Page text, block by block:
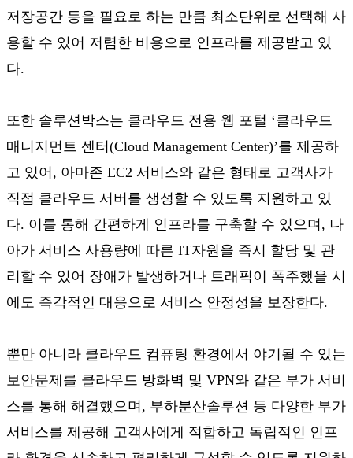
저장공간 등을 필요로 하는 만큼 최소단위로 선택해 사
용할 수 있어 저렴한 비용으로 인프라를 제공받고 있
다.
또한 솔루션박스는 클라우드 전용 웹 포털 ‘클라우드
매니지먼트 센터(Cloud Management Center)’를 제공하
고 있어, 아마존 EC2 서비스와 같은 형태로 고객사가
직접 클라우드 서버를 생성할 수 있도록 지원하고 있
다. 이를 통해 간편하게 인프라를 구축할 수 있으며, 나
아가 서비스 사용량에 따른 IT자원을 즉시 할당 및 관
리할 수 있어 장애가 발생하거나 트래픽이 폭주했을 시
에도 즉각적인 대응으로 서비스 안정성을 보장한다.
뿐만 아니라 클라우드 컴퓨팅 환경에서 야기될 수 있는
보안문제를 클라우드 방화벽 및 VPN와 같은 부가 서비
스를 통해 해결했으며, 부하분산솔루션 등 다양한 부가
서비스를 제공해 고객사에게 적합하고 독립적인 인프